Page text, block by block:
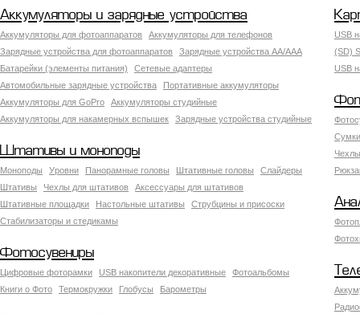
Аккумуляторы и зарядные устройства
Аккумуляторы для фотоаппаратов
Аккумуляторы для телефонов
Зарядные устройства для фотоаппаратов
Зарядные устройства AA/AAA
Батарейки (элементы питания)
Сетевые адаптеры
Автомобильные зарядные устройства
Портативные аккумуляторы
Аккумуляторы для GoPro
Аккумуляторы студийные
Аккумуляторы для накамерных вспышек
Зарядные устройства студийные
USB
(SD)
USB
Штативы и моноподы
Моноподы Уровни Панорамные головы Штативные головы
Слайдеры
Штативы
Чехлы для штативов
Аксессуары для штативов
Штативные площадки
Настольные штативы
Струбцины и присоски
Стабилизаторы и стедикамы
Фотосувениры
Цифровые фоторамки USB накопители декоративные
Фотоальбомы
Книги о Фото
Термокружки Глобусы Барометры